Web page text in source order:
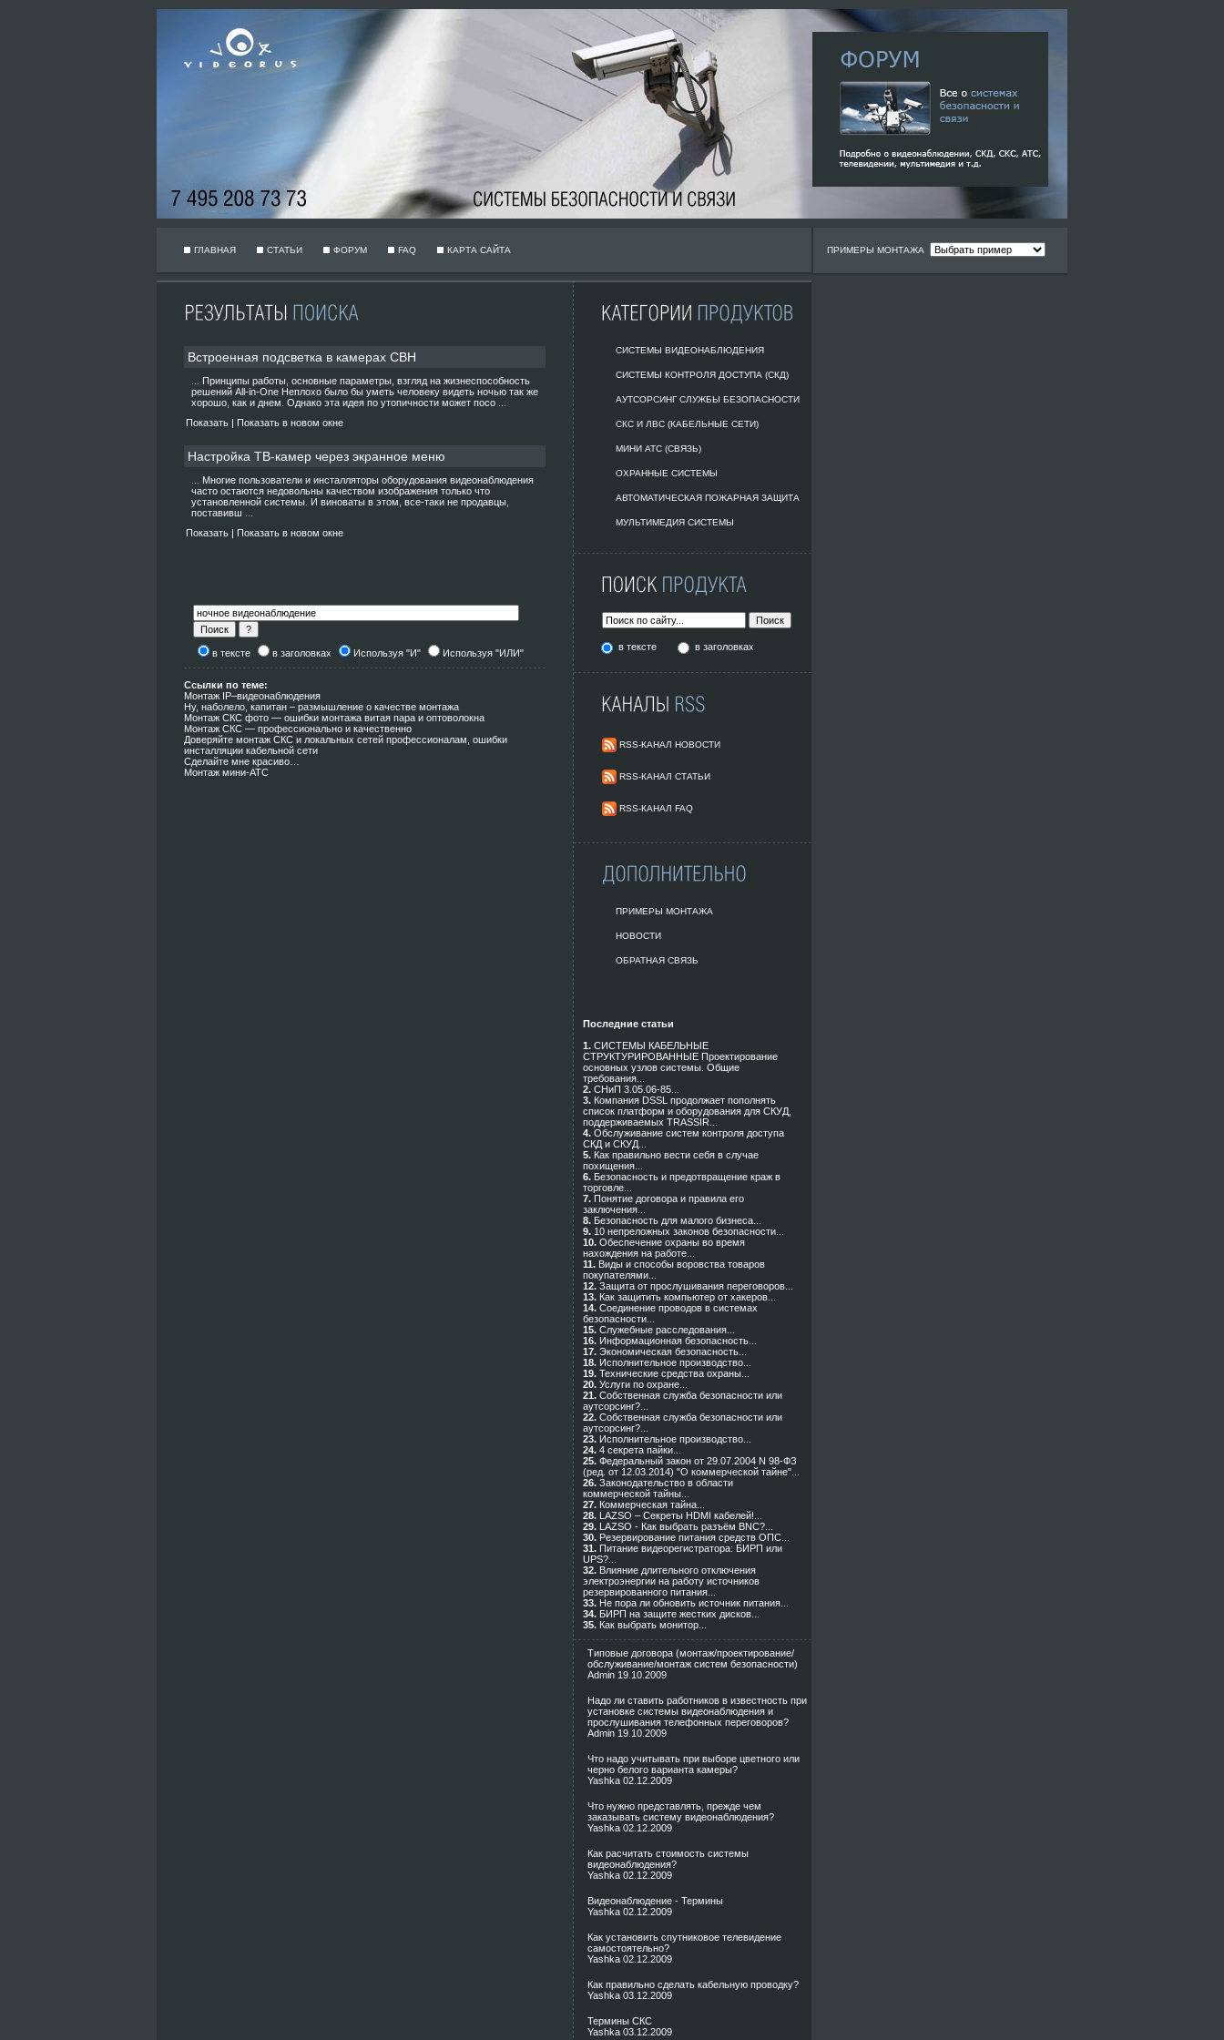
ГЛАВНАЯ СТАТЬИ ФОРУМ FAQ КАРТА САЙТА ПРИМЕРЫ МОНТАЖА
Встроенная подсветка в камерах СВН
... Принципы работы, основные параметры, взгляд на жизнеспособность
решений All-in-One Неплохо было бы уметь человеку видеть ночью так же
хорошо, как и днем. Однако эта идея по утопичности может посо ...
Показать | Показать в новом окне
Настройка ТВ-камер через экранное меню
... Многие пользователи и инсталляторы оборудования видеонаблюдения
часто остаются недовольны качеством изображения только что
установленной системы. И виноваты в этом, все-таки не продавцы,
поставивш ...
Показать | Показать в новом окне
в тексте в заголовках Используя "И" Используя "ИЛИ"
Ссылки по теме:
Монтаж IP–видеонаблюдения
Ну, наболело, капитан – размышление о качестве монтажа
Монтаж СКС фото — ошибки монтажа витая пара и оптоволокна
Монтаж СКС — профессионально и качественно
Доверяйте монтаж СКС и локальных сетей профессионалам, ошибки
инсталляции кабельной сети
Сделайте мне красиво…
Монтаж мини-АТС
СИСТЕМЫ ВИДЕОНАБЛЮДЕНИЯ
СИСТЕМЫ КОНТРОЛЯ ДОСТУПА (СКД)
АУТСОРСИНГ СЛУЖБЫ БЕЗОПАСНОСТИ
СКС И ЛВС (КАБЕЛЬНЫЕ СЕТИ)
МИНИ АТС (СВЯЗЬ)
ОХРАННЫЕ СИСТЕМЫ
АВТОМАТИЧЕСКАЯ ПОЖАРНАЯ ЗАЩИТА
МУЛЬТИМЕДИЯ СИСТЕМЫ
в тексте в заголовках
RSS-КАНАЛ НОВОСТИ
RSS-КАНАЛ СТАТЬИ
RSS-КАНАЛ FAQ
ПРИМЕРЫ МОНТАЖА
НОВОСТИ
ОБРАТНАЯ СВЯЗЬ
Последние статьи
1. СИСТЕМЫ КАБЕЛЬНЫЕ
СТРУКТУРИРОВАННЫЕ Проектирование
основных узлов системы. Общие
требования...
2. СНиП 3.05.06-85...
3. Компания DSSL продолжает пополнять
список платформ и оборудования для СКУД,
поддерживаемых TRASSIR...
4. Обслуживание систем контроля доступа
СКД и СКУД...
5. Как правильно вести себя в случае
похищения...
6. Безопасность и предотвращение краж в
торговле...
7. Понятие договора и правила его
заключения...
8. Безопасность для малого бизнеса...
9. 10 непреложных законов безопасности...
10. Обеспечение охраны во время
нахождения на работе...
11. Виды и способы воровства товаров
покупателями...
12. Защита от прослушивания переговоров...
13. Как защитить компьютер от хакеров...
14. Cоединение проводов в системах
безопасности...
15. Служебные расследования...
16. Информационная безопасность...
17. Экономическая безопасность...
18. Исполнительное производство...
19. Технические средства охраны...
20. Услуги по охране...
21. Собственная служба безопасности или
аутсорсинг?...
22. Собственная служба безопасности или
аутсорсинг?...
23. Исполнительное производство...
24. 4 секрета пайки...
25. Федеральный закон от 29.07.2004 N 98-ФЗ
(ред. от 12.03.2014) "О коммерческой тайне"...
26. Законодательство в области
коммерческой тайны...
27. Коммерческая тайна...
28. LAZSO – Секреты HDMI кабелей!...
29. LAZSO - Как выбрать разъём BNC?...
30. Резервирование питания средств ОПС...
31. Питание видеорегистратора: БИРП или
UPS?...
32. Влияние длительного отключения
электроэнергии на работу источников
резервированного питания...
33. Не пора ли обновить источник питания...
34. БИРП на защите жестких дисков...
35. Как выбрать монитор...
Типовые договора (монтаж/проектирование/
обслуживание/монтаж систем безопасности)
Admin 19.10.2009
Надо ли ставить работников в известность при
установке системы видеонаблюдения и
прослушивания телефонных переговоров?
Admin 19.10.2009
Что надо учитывать при выборе цветного или
черно белого варианта камеры?
Yashka 02.12.2009
Что нужно представлять, прежде чем
заказывать систему видеонаблюдения?
Yashka 02.12.2009
Как расчитать стоимость системы
видеонаблюдения?
Yashka 02.12.2009
Видеонаблюдение - Термины
Yashka 02.12.2009
Как установить спутниковое телевидение
самостоятельно?
Yashka 02.12.2009
Как правильно сделать кабельную проводку?
Yashka 03.12.2009
Термины СКС
Yashka 03.12.2009